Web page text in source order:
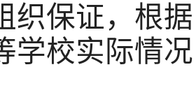
织保证，根
学校实际情